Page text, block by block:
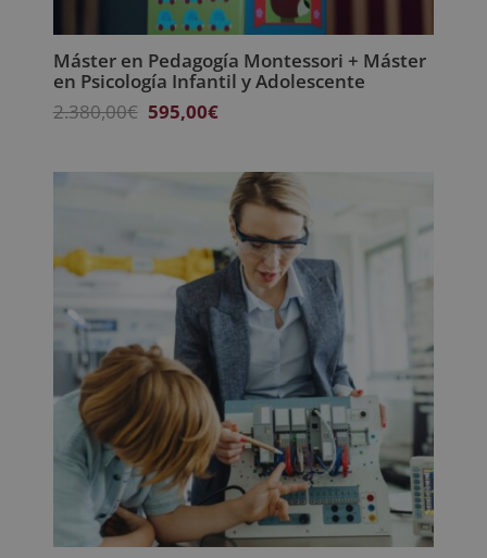
Máster en Pedagogía Montessori + Máster
en Psicología Infantil y Adolescente
2.380,00€ El
595,00€El
es:
595,00€.